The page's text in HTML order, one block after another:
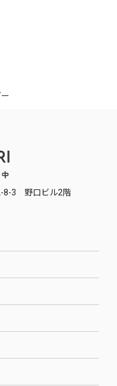
8-3 野口ビル2階